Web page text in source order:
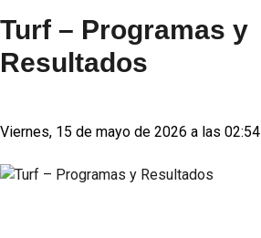
Turf – Programas y
Resultados
Viernes, 15 de mayo de 2026 a las 02:54